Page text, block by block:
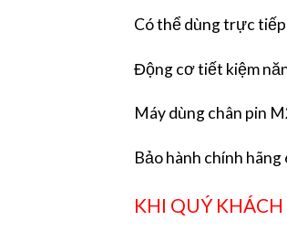
Có thể dùng trực
Động cơ tiết kiệm
Máy dùng chân pin
Bảo hành chính hãng
KHI QUÝ